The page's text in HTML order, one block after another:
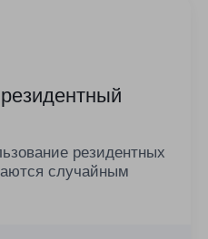
резидентных
случайным